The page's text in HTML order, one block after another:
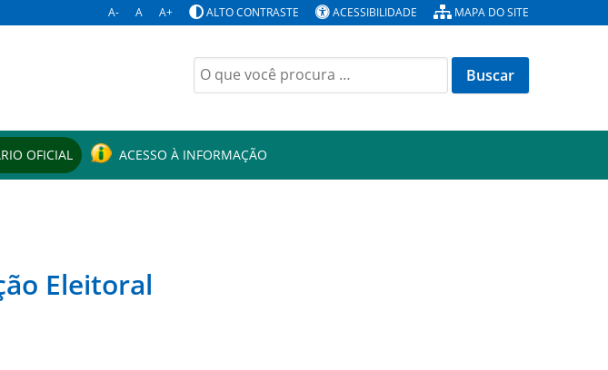
A- A A+ ALTO CONTRASTE ACESSIBILIDADE MAPA DO SITE
Buscar
por:
OFICIAL ACESSO À INFORMAÇÃO
Eleitoral